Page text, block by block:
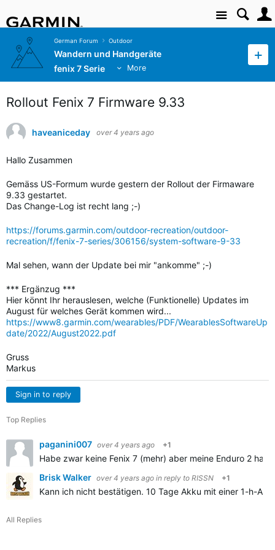
Site
German Forum Outdoor
Wandern und Handgeräte
fenix 7 Serie
More
Rollout Fenix 7 Firmware 9.33
haveaniceday over 4 years ago
Hallo Zusammen
Gemäss US-Formum wurde gestern der Rollout der Firmaware
9.33 gestartet.
Das Change-Log ist recht lang ;-)
https://forums.garmin.com/outdoor-recreation/outdoor-
recreation/f/fenix-7-series/306156/system-software-9-33
Mal sehen, wann der Update bei mir "ankomme" ;-)
*** Ergänzug ***
Hier könnt Ihr herauslesen, welche (Funktionelle) Updates im
August für welches Gerät kommen wird...
https://www8.garmin.com/wearables/PDF/WearablesSoftwareUp
date/2022/August2022.pdf
Gruss
Markus
Sign in to reply
Top Replies
paganini007 over 4 years ago +1
Habe zwar keine Fenix 7 (mehr) aber meine Enduro 2
Brisk Walker over 4 years ago in reply to RISSN +1
Kann ich nicht bestätigen. 10 Tage Akku mit einer 1-h-
All Replies